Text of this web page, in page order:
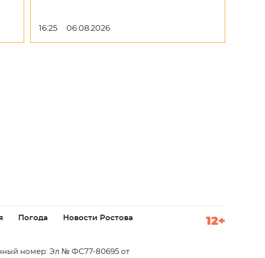
16:25 06.08.2026
Погода Новости Ростова 12+
номер: Эл № ФС77-80695 от